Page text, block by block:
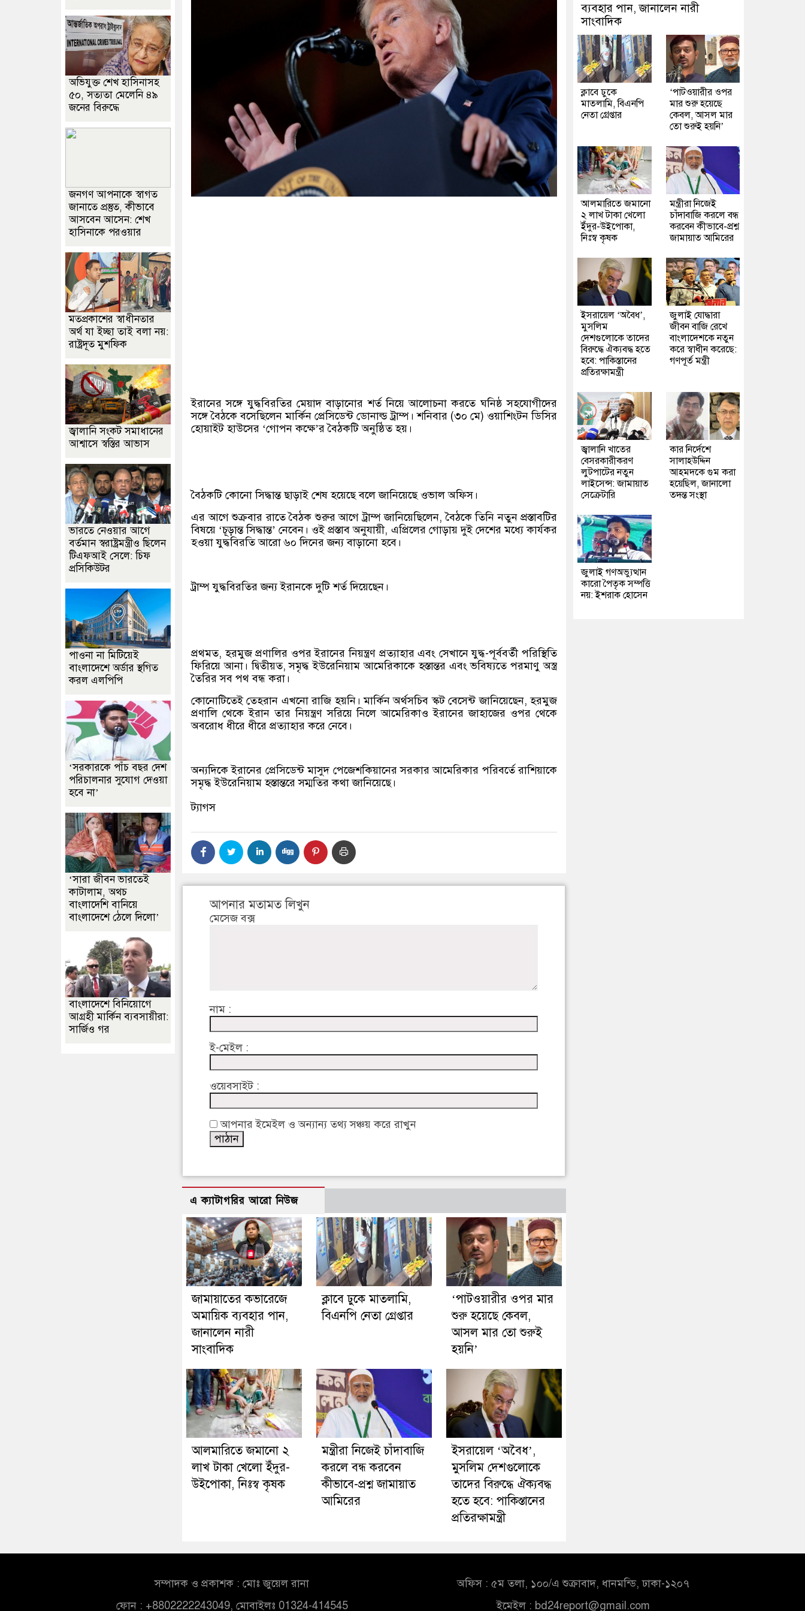
ইরানের সঙ্গে যুদ্ধবিরতির মেয়াদ বাড়ানোর শর্ত নিয়ে আলোচনা করতে ঘনিষ্ঠ সহযোগীদের
সঙ্গে বৈঠকে বসেছিলেন মার্কিন প্রেসিডেন্ট ডোনাল্ড ট্রাম্প। শনিবার (৩০ মে) ওয়াশিংটন ডিসির
হোয়াইট হাউসের ‘গোপন কক্ষে’র বৈঠকটি অনুষ্ঠিত হয়।
বৈঠকটি কোনো সিদ্ধান্ত ছাড়াই শেষ হয়েছে বলে জানিয়েছে ওভাল অফিস।
এর আগে শুক্রবার রাতে বৈঠক শুরুর আগে ট্রাম্প জানিয়েছিলেন, বৈঠকে তিনি নতুন প্রস্তাবটির
বিষয়ে ‘চূড়ান্ত সিদ্ধান্ত’ নেবেন। ওই প্রস্তাব অনুযায়ী, এপ্রিলের গোড়ায় দুই দেশের মধ্যে কার্যকর
হওয়া যুদ্ধবিরতি আরো ৬০ দিনের জন্য বাড়ানো হবে।
ট্রাম্প যুদ্ধবিরতির জন্য ইরানকে দুটি শর্ত দিয়েছেন।
প্রথমত, হরমুজ প্রণালির ওপর ইরানের নিয়ন্ত্রণ প্রত্যাহার এবং সেখানে যুদ্ধ-পূর্ববর্তী পরিস্থিতি
ফিরিয়ে আনা। দ্বিতীয়ত, সমৃদ্ধ ইউরেনিয়াম আমেরিকাকে হস্তান্তর এবং ভবিষ্যতে পরমাণু অস্ত্র
তৈরির সব পথ বন্ধ করা।
কোনোটিতেই তেহরান এখনো রাজি হয়নি। মার্কিন অর্থসচিব স্কট বেসেন্ট জানিয়েছেন, হরমুজ
প্রণালি থেকে ইরান তার নিয়ন্ত্রণ সরিয়ে নিলে আমেরিকাও ইরানের জাহাজের ওপর থেকে
অবরোধ ধীরে ধীরে প্রত্যাহার করে নেবে।
অন্যদিকে ইরানের প্রেসিডেন্ট মাসুদ পেজেশকিয়ানের সরকার আমেরিকার পরিবর্তে রাশিয়াকে
সমৃদ্ধ ইউরেনিয়াম হস্তান্তরে সম্মতির কথা জানিয়েছে।
ট্যাগস
আপনার মতামত লিখুন
মেসেজ বক্স
নাম :
ই-মেইল :
ওয়েবসাইট :
আপনার ইমেইল ও অন্যান্য তথ্য সঞ্চয় করে রাখুন
এ ক্যাটাগরির আরো নিউজ
জামায়াতের কভারেজে
অমায়িক ব্যবহার পান,
জানালেন নারী
সাংবাদিক
ক্লাবে ঢুকে মাতলামি,
বিএনপি নেতা গ্রেপ্তার
‘পাটওয়ারীর ওপর মার
শুরু হয়েছে কেবল,
আসল মার তো শুরুই
হয়নি’
আলমারিতে জমানো ২
লাখ টাকা খেলো ইঁদুর-
উইপোকা, নিঃস্ব কৃষক
মন্ত্রীরা নিজেই চাঁদাবাজি
করলে বন্ধ করবেন
কীভাবে-প্রশ্ন জামায়াত
আমিরের
ইসরায়েল ‘অবৈধ’,
মুসলিম দেশগুলোকে
তাদের বিরুদ্ধে ঐক্যবদ্ধ
হতে হবে: পাকিস্তানের
প্রতিরক্ষামন্ত্রী
অভিযুক্ত শেখ হাসিনাসহ
৫০, সত্যতা মেলেনি ৪৯
জনের বিরুদ্ধে
জনগণ আপনাকে স্বাগত
জানাতে প্রস্তুত, কীভাবে
আসবেন আসেন: শেখ
হাসিনাকে পরওয়ার
মতপ্রকাশের স্বাধীনতার
অর্থ যা ইচ্ছা তাই বলা নয়:
রাষ্ট্রদূত মুশফিক
জ্বালানি সংকট সমাধানের
আশ্বাসে স্বস্তির আভাস
ভারতে নেওয়ার আগে
বর্তমান স্বরাষ্ট্রমন্ত্রীও ছিলেন
টিএফআই সেলে: চিফ
প্রসিকিউটর
পাওনা না মিটিয়েই
বাংলাদেশে অর্ডার স্থগিত
করল এলপিপি
‘সরকারকে পাঁচ বছর দেশ
পরিচালনার সুযোগ দেওয়া
হবে না’
‘সারা জীবন ভারতেই
কাটালাম, অথচ
বাংলাদেশি বানিয়ে
বাংলাদেশে ঠেলে দিলো’
বাংলাদেশে বিনিয়োগে
আগ্রহী মার্কিন ব্যবসায়ীরা:
সার্জিও গর
ব্যবহার পান, জানালেন নারী
সাংবাদিক
ক্লাবে ঢুকে
মাতলামি, বিএনপি
নেতা গ্রেপ্তার
‘পাটওয়ারীর ওপর
মার শুরু হয়েছে
কেবল, আসল মার
তো শুরুই হয়নি’
আলমারিতে জমানো
২ লাখ টাকা খেলো
ইঁদুর-উইপোকা,
নিঃস্ব কৃষক
মন্ত্রীরা নিজেই
চাঁদাবাজি করলে বন্ধ
করবেন কীভাবে-প্রশ্ন
জামায়াত আমিরের
ইসরায়েল ‘অবৈধ’,
মুসলিম
দেশগুলোকে তাদের
বিরুদ্ধে ঐক্যবদ্ধ হতে
হবে: পাকিস্তানের
প্রতিরক্ষামন্ত্রী
জুলাই যোদ্ধারা
জীবন বাজি রেখে
বাংলাদেশকে নতুন
করে স্বাধীন করেছে:
গণপূর্ত মন্ত্রী
জ্বালানি খাতের
বেসরকারীকরণ
লুটপাটের নতুন
লাইসেন্স: জামায়াত
সেক্রেটারি
কার নির্দেশে
সালাহউদ্দিন
আহমদকে গুম করা
হয়েছিল, জানালো
তদন্ত সংস্থা
জুলাই গণঅভ্যুত্থান
কারো পৈতৃক সম্পত্তি
নয়: ইশরাক হোসেন
সম্পাদক ও প্রকাশক : মোঃ জুয়েল রানা
ফোন : +8802222243049, মোবাইলঃ 01324-414545
অফিস : ৫ম তলা, ১০০/এ শুক্রাবাদ, ধানমন্ডি, ঢাকা-১২০৭
ইমেইল : bd24report@gmail.com